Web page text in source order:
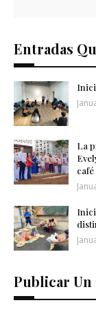
Entradas
La
Publicar